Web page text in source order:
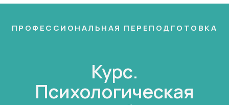
ПРОФЕССИОНАЛЬНАЯ ПЕРЕПОДГОТОВКА
Курс.
Психологическая